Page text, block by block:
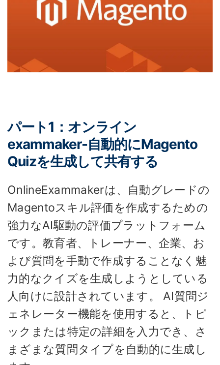
パート1：オンライン
exammaker-自動的にMagento
Quizを生成して共有する
OnlineExammakerは、自動グレードの
Magentoスキル評価を作成するための
強力なAI駆動の評価プラットフォーム
です。教育者、トレーナー、企業、お
よび質問を手動で作成することなく魅
力的なクイズを生成しようとしている
人向けに設計されています。 AI質問ジ
ェネレーター機能を使用すると、トピ
ックまたは特定の詳細を入力でき、さ
まざまな質問タイプを自動的に生成し